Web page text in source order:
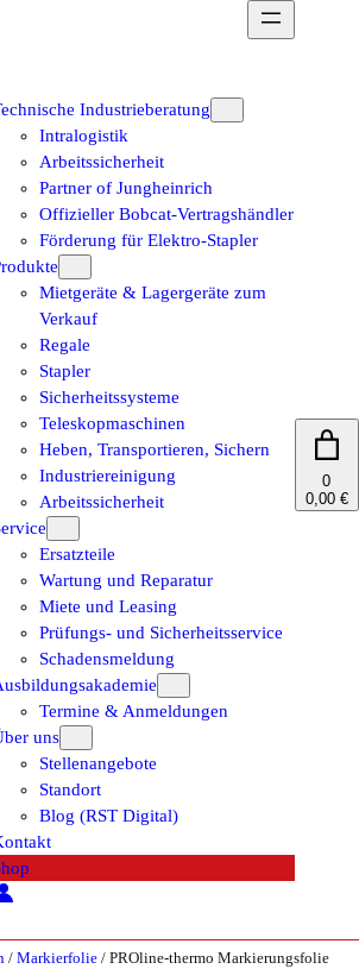
Industrieberatung
Intralogistik
Arbeitssicherheit
Partner of Jungheinrich
Offizieller Bobcat-Vertragshändler
Förderung für Elektro-Stapler
Mietgeräte & Lagergeräte zum
Verkauf
Regale
Stapler
Sicherheitssysteme
Teleskopmaschinen
Heben, Transportieren, Sichern
Industriereinigung
Arbeitssicherheit
Ersatzteile
Wartung und Reparatur
Miete und Leasing
Prüfungs- und Sicherheitsservice
Schadensmeldung
Termine & Anmeldungen
uns
Stellenangebote
Standort
Blog (RST Digital)
0
0,00 €
/ Markierfolie / PROline-thermo Markierungsfolie